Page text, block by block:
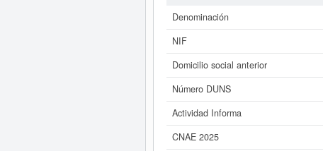
el que está inscrita la
Si está interesado en conocer
FINTECH INVESTMENTS SL
Denominación
NIF
Domicilio social anterior
Número DUNS
Actividad Informa
CNAE 2025